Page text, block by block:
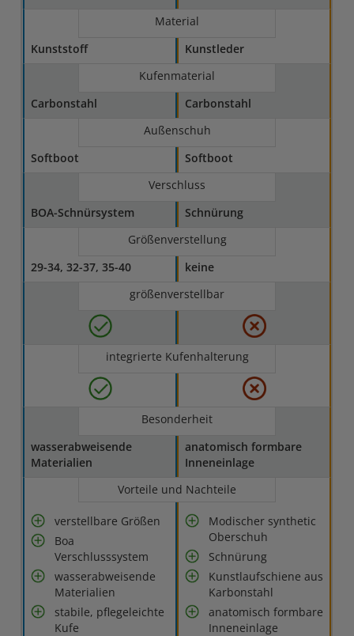
Material
Kunststoff
Kunstleder
Kufenmaterial
Carbonstahl
Carbonstahl
Außenschuh
Softboot
Softboot
Verschluss
BOA-Schnürsystem
Schnürung
Größenverstellung
29-34, 32-37, 35-40
keine
größenverstellbar
integrierte Kufenhalterung
Besonderheit
wasserabweisende
Materialien
anatomisch formbare
Inneneinlage
Vorteile und Nachteile
verstellbare Größen
Boa
Verschlusssystem
wasserabweisende
Materialien
stabile, pflegeleichte
Kufe
Modischer synthetic
Oberschuh
Schnürung
Kunstlaufschiene aus
Karbonstahl
anatomisch formbare
Inneneinlage